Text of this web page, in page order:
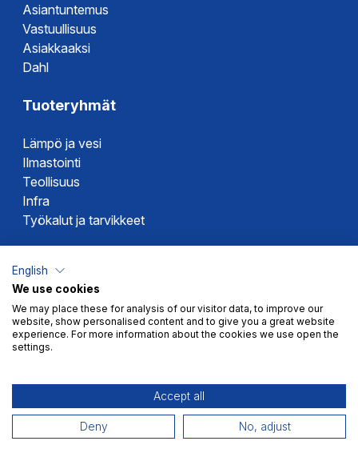
Asiantuntemus
Vastuullisuus
Asiakkaaksi
Dahl
Tuoteryhmät
Lämpö ja vesi
Ilmastointi
Teollisuus
Infra
Työkalut ja tarvikkeet
Altech
Alterna
Novipro
Votec
Myyntiehdot Tietosuoja
English
We use cookies
We may place these for analysis of our visitor data, to improve our
website, show personalised content and to give you a great website
experience. For more information about the cookies we use open the
settings.
Accept all
Deny No, adjust